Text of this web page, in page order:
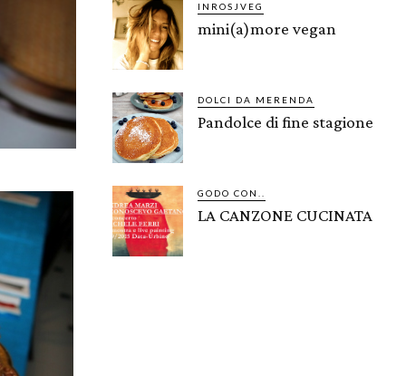
INROSJVEG
mini(a)more vegan
DOLCI DA MERENDA
Pandolce di fine stagione
GODO CON..
LA CANZONE CUCINATA